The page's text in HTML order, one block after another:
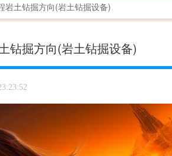
岩土钻掘方向(岩土钻掘设备)
钻掘方向(岩土钻掘设备)